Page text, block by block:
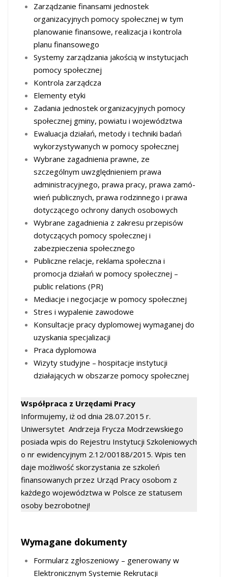
Zarządzanie finansami jednostek
organizacyjnych pomocy społecznej w tym
planowanie finansowe, realizacja i kontrola
planu finansowego
Systemy zarządzania jakością w instytucjach
pomocy społecznej
Kontrola zarządcza
Elementy etyki
Zadania jednostek organizacyjnych pomocy
społecznej gminy, powiatu i województwa
Ewaluacja działań, metody i techniki badań
wykorzystywanych w pomocy społecznej
Wybrane zagadnienia prawne, ze
szczególnym uwzględnieniem prawa
administracyjnego, prawa pracy, prawa zamó­
wień publicznych, prawa rodzinnego i prawa
dotyczącego ochrony danych osobowych
Wybrane zagadnienia z zakresu przepisów
dotyczących pomocy społecznej i
zabezpieczenia społecznego
Publiczne relacje, reklama społeczna i
promocja działań w pomocy społecznej –
public relations (PR)
Mediacje i negocjacje w pomocy społecznej
Stres i wypalenie zawodowe
Konsultacje pracy dyplomowej wymaganej do
uzyskania specjalizacji
Praca dyplomowa
Wizyty studyjne – hospitacje instytucji
działających w obszarze pomocy społecznej
Współpraca z Urzędami Pracy
Informujemy, iż od dnia 28.07.2015 r.
Uniwersytet Andrzeja Frycza Modrzewskiego
posiada wpis do Rejestru Instytucji Szkoleniowych
o nr ewidencyjnym 2.12/00188/2015. Wpis ten
daje możliwość skorzystania ze szkoleń
finansowanych przez Urząd Pracy osobom z
każdego województwa w Polsce ze statusem
osoby bezrobotnej!
Wymagane dokumenty
Formularz zgłoszeniowy – generowany w
Elektronicznym Systemie Rekrutacji